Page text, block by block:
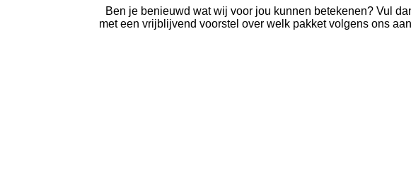
Ben je benieuwd wat wij voor jou kunnen betekenen? Vul
met een vrijblijvend voorstel over welk pakket volgens ons